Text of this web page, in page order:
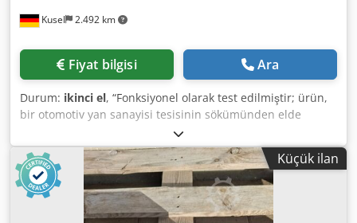
Kusel 2.492 km
Fiyat bilgisi Ara
Durum: ikinci el, “Fonksiyonel olarak test edilmiştir; ürün,
bir otomotiv yan sanayisi tesisinin sökümünden elde
edilmiştir.” Miktar: 12 adet mevcuttur Üretici: BBH Products
GmbH Model: SMX10HI Tip: Güvenlik kontrol ünitesi
(kompakt tasarım) Codpfx Aszr T Ezekvjrf Besleme gerilimi:
24 V DC Fonksiyon: Eksenlerin, güvenlik kapılarının ve acil
durdurma sistemlerinin güvenli bir şekilde izlenmesi
Arayüzler: Güvenli girişler, röle çıkışları Onay: EN ISO
Küçük ilan